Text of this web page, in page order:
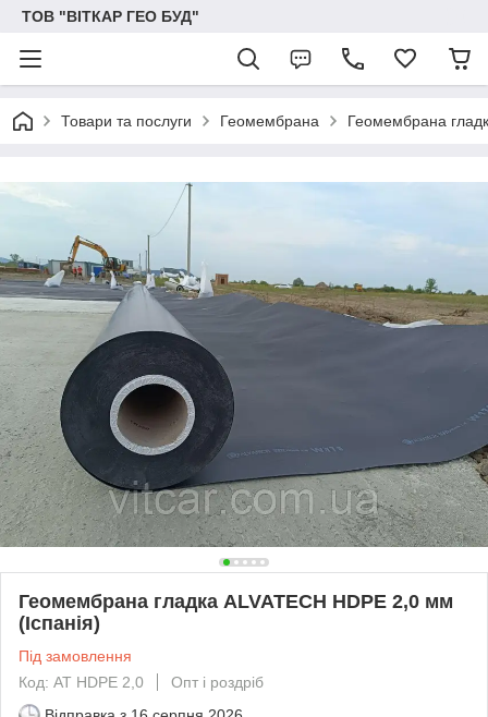
ТОВ "ВІТКАР ГЕО БУД"
Товари та послуги Геомембрана Геомембрана
Геомембрана гладка ALVATECH HDPE 2,0 мм
(Іспанія)
Під замовлення
Код: AT HDPE 2,0
Опт і роздріб